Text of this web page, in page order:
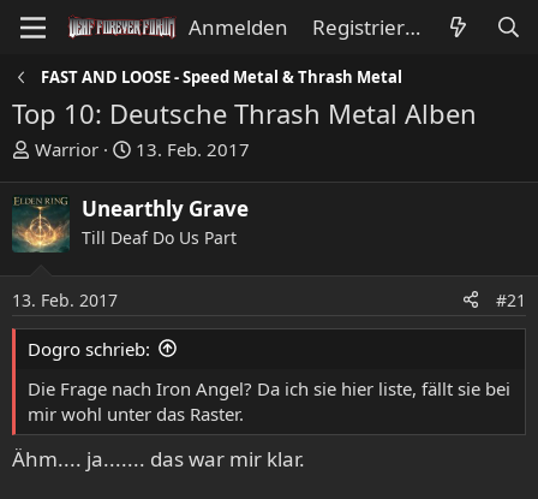
Anmelden Registrieren
FAST AND LOOSE - Speed Metal & Thrash Metal
Top 10: Deutsche Thrash Metal Alben
E
s
t
e
l
e
r
Warrior
E
s
t
e
l
t
a
13. Feb. 2017
Unearthly Grave
Till Deaf Do Us Part
13. Feb. 2017 #21
Dogro schrieb:
Die Frage nach Iron Angel? Da ich sie hier liste, fällt sie bei
mir wohl unter das Raster.
Ähm.... ja....... das war mir klar.